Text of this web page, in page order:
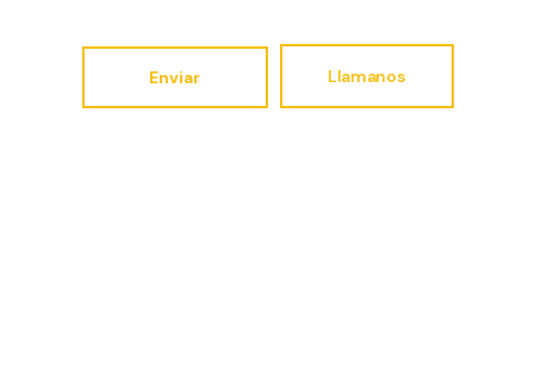
Llamanos
Enviar